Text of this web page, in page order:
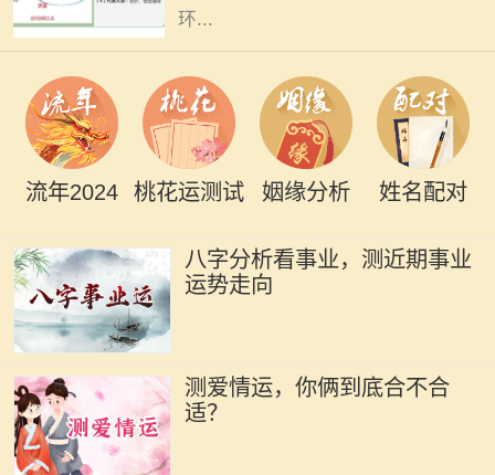
环...
流年2024 桃花运测试 姻缘分析 姓名配对
八字分析看事业，测近期事业
运势走向
测爱情运，你俩到底合不合
适？